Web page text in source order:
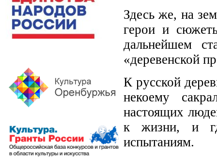
Здесь же, на
герои и
дальнейшем
«деревенской
К русской
некоему
настоящих
к жизни, и
испытаниям.